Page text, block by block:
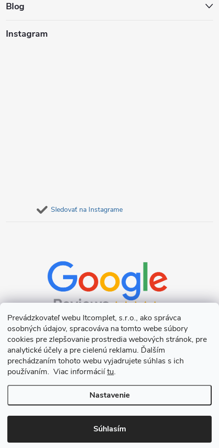
Prevádzkovateľ webu Itcomplet, s.r.o., ako správca
osobných údajov, spracováva na tomto webe súbory
cookies pre zlepšovanie prostredia webových stránok, pre
analytické účely a pre cielenú reklamu. Ďalším
prechádzaním tohoto webu vyjadrujete súhlas s ich
používaním. Viac informáciítu.
Nastavenie
Súhlasím
Blog
Instagram
Sledovať na Instagrame
Copyright 2026Itcomplet s.r.o.. Všetky práva vyhradené.Upraviť
nastavenie cookies